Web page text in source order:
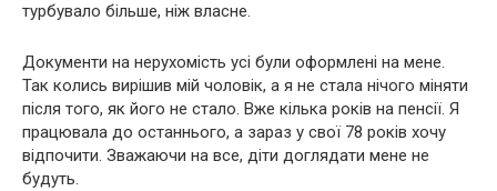
турбувало більше, ніж власне.
Документи на нерухомість усі були оформлені на мене.
Так колись вирішив мій чоловік, а я не стала нічого міняти
після того, як його не стало. Вже кілька років на пенсії. Я
працювала до останнього, а зараз у свої 78 років хочу
відпочити. Зважаючи на все, діти доглядати мене не
будуть.